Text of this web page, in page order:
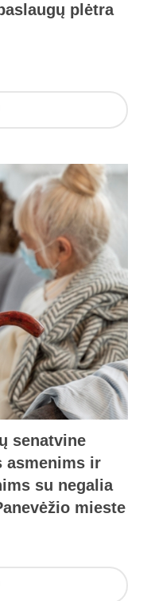
plėtra
senatvine
asmenims ir
su negalia
mieste